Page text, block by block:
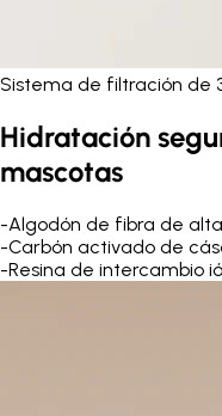
Sistema de filtración de
Hidratación
mascotas
-Algodón de fibra de
-Carbón activado de
-Resina de intercambio